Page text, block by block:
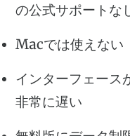
の公式サポートな
Macでは使えない
インターフェース
非常に遅い